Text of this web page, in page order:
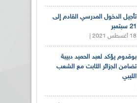
تأجيل الدخول المدرسي القادم إلى
21 سبتمبر
18 أغسطس 2021 |
بوقدوم يؤكد لعبد الحميد دبيبة
تضامن الجزائر الثابت مع الشعب
الليبي